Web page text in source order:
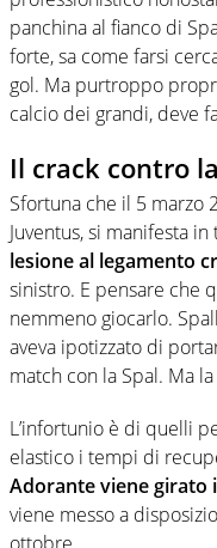
panchina al fianco di
forte, sa come farsi
gol. Ma purtroppo
calcio dei grandi, deve
Il crack contro
Sfortuna che il 5 marzo
Juventus, si manifesta
lesione al legamento
sinistro. E pensare che
nemmeno giocarlo.
aveva ipotizzato di
match con la Spal. Ma
L’infortunio è di quelli
elastico i tempi di
Adorante viene girato
viene messo a